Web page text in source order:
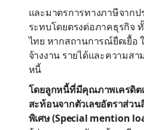
และมาตรการทางภาษีจาก
ระทบโดยตรงต่อภาคธุรกิจ
ไทย หากสถานการณ์ยืดเยื้อ
จ้างงาน รายได้และความส
หนี้
โดยลูกหนี้ที่มีคุณภาพเครดิต
สะท้อนจากตัวเลขอัตราส่ว
พิเศษ (Special mention